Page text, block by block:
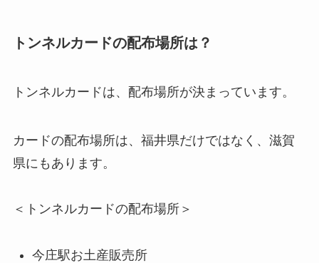
トンネルカードの配布場所は？
トンネルカードは、配布場所が決まっています。
カードの配布場所は、福井県だけではなく、滋賀
県にもあります。
＜トンネルカードの配布場所＞
今庄駅お土産販売所